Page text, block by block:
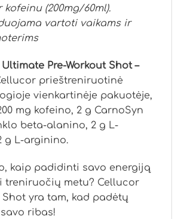
(200mg/60ml).
vartoti vaikams ir
Pre-Workout Shot –
prieštreniruotinė
vienkartinėje pakuotėje,
mg kofeino, 2 g CarnoSyn
beta-alanino, 2 g L-
g L-arginino.
kaip padidinti savo energiją
treniruočių metu? Cellucor
yra tam, kad padėtų
ribas!